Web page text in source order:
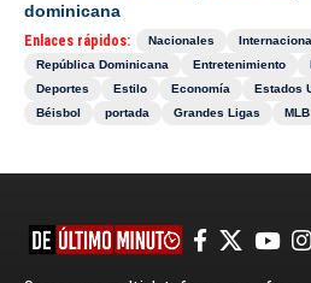
dominicana
Enlaces rápidos: Nacionales
República Dominicana
Entretenimiento
Deportes
Estilo Economía Estados
Béisbol
portada Grandes Ligas MLB